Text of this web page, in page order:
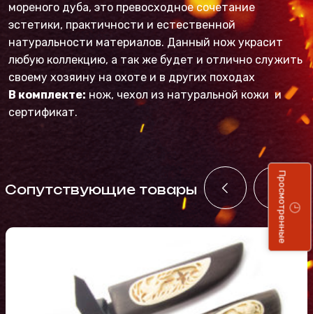
мореного дуба, это превосходное сочетание
эстетики, практичности и естественной
натуральности материалов. Данный нож украсит
любую коллекцию, а так же будет и отлично служить
своему хозяину на охоте и в других походах
В комплекте: нож, чехол из натуральной кожи и
сертификат.
Cопутствующие товары Просмотренные